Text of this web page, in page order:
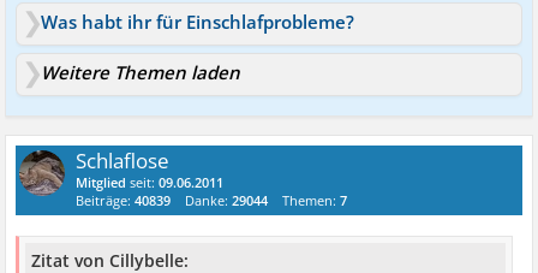
Was habt ihr für Einschlafprobleme?
Weitere Themen laden
Schlaflose
Mitglied seit:09.06.2011
Beiträge:40839 Danke:29044 Themen:7
Zitat von Cillybelle: